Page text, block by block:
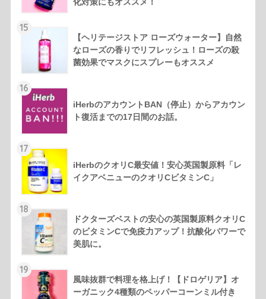
15
【ヘリテージストア ローズウォーター】自然
なローズの香りでリフレッシュ！ローズの殺
菌効果でマスクにスプレーもオススメ
16
iHerbのアカウントBAN（停止）からアカウン
ト復活までの17日間のお話。
17
iHerbのクオリC最安値！安心英国製原料「レ
イクアベニューのクオリCビタミンC」
18
ドクターズベストの安心の英国製原料クオリC
のビタミンCで免疫力アップ！抗酸化パワーで
美肌に。
19
風味抜群で料理を格上げ！【ドロゲリア】オ
ーガニック4種類のペッパーコーンミル付き